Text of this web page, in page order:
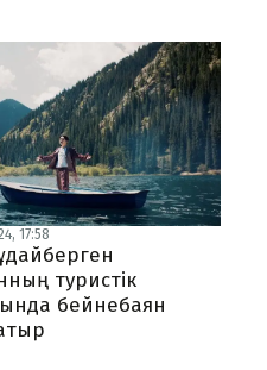
17:58
туристік
бейнебаян